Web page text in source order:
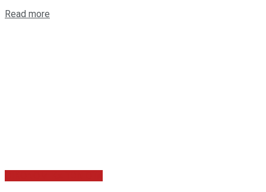
Read more